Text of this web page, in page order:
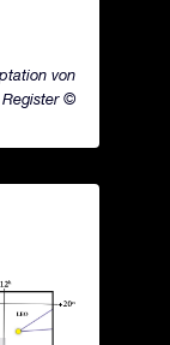
von
©